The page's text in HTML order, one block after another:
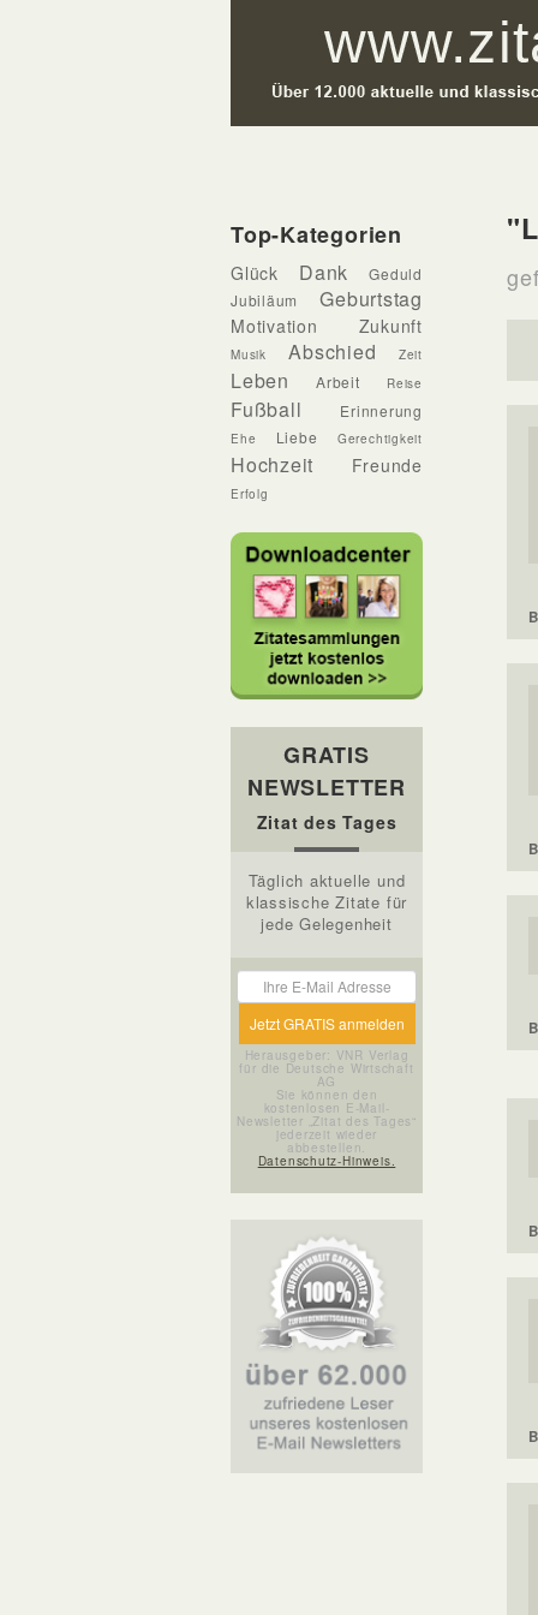
Top-Kategorien
Glück Dank
Geduld
Jubiläum
Geburtstag
Motivation Zukunft
Musik Abschied Zeit
Leben Arbeit Reise
Fußball Erinnerung
Ehe Liebe Gerechtigkeit
Hochzeit Freunde
Erfolg
GRATIS
NEWSLETTER
Zitat des Tages
Täglich aktuelle und
klassische Zitate für
jede Gelegenheit
Herausgeber: VNR Verlag
für die Deutsche Wirtschaft
AG
Sie können den
kostenlosen E-Mail-
Newsletter „Zitat des Tages“
jederzeit wieder
abbestellen.
Datenschutz-Hinweis.